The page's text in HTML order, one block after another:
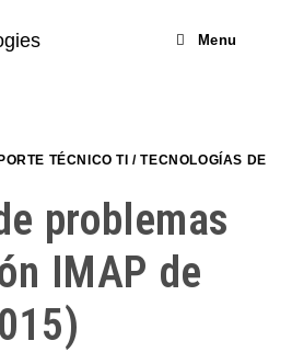
Menu
TÉCNICO TI /TECNOLOGÍAS DE
problemas
IMAP de